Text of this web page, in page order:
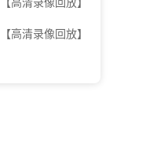
高清录像回放】